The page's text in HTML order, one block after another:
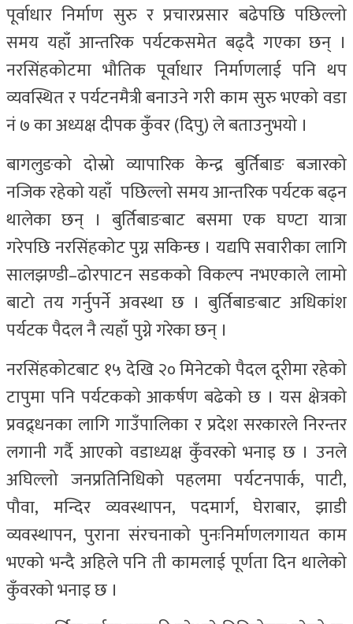
पूर्वाधार निर्माण सुरु र प्रचारप्रसार बढेपछि पछिल्लो
समय यहाँ आन्तरिक पर्यटकसमेत बढ्दै गएका छन् ।
नरसिंहकोटमा भौतिक पूर्वाधार निर्माणलाई पनि थप
व्यवस्थित र पर्यटनमैत्री बनाउने गरी काम सुरु भएको वडा
नं ७ का अध्यक्ष दीपक कुँवर (दिपु) ले बताउनुभयो ।
बागलुङको दोस्रो व्यापारिक केन्द्र बुर्तिबाङ बजारको
नजिक रहेको यहाँ पछिल्लो समय आन्तरिक पर्यटक बढ्न
थालेका छन् । बुर्तिबाङबाट बसमा एक घण्टा यात्रा
गरेपछि नरसिंहकोट पुग्न सकिन्छ । यद्यपि सवारीका लागि
सालझण्डी–ढोरपाटन सडकको विकल्प नभएकाले लामो
बाटो तय गर्नुपर्ने अवस्था छ । बुर्तिबाङबाट अधिकांश
पर्यटक पैदल नै त्यहाँ पुग्ने गरेका छन् ।
नरसिंहकोटबाट १५ देखि २० मिनेटको पैदल दूरीमा रहेको
टापुमा पनि पर्यटकको आकर्षण बढेको छ । यस क्षेत्रको
प्रवद्र्धनका लागि गाउँपालिका र प्रदेश सरकारले निरन्तर
लगानी गर्दै आएको वडाध्यक्ष कुँवरको भनाइ छ । उनले
अघिल्लो जनप्रतिनिधिको पहलमा पर्यटनपार्क, पाटी,
पौवा, मन्दिर व्यवस्थापन, पदमार्ग, घेराबार, झाडी
व्यवस्थापन, पुराना संरचनाको पुनःनिर्माणलगायत काम
भएको भन्दै अहिले पनि ती कामलाई पूर्णता दिन थालेको
कुँवरको भनाइ छ ।